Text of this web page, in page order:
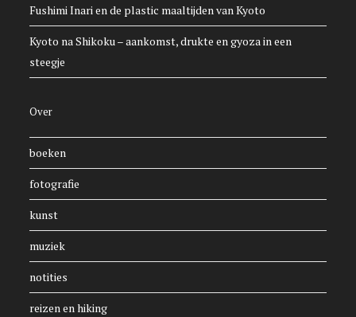
Fushimi Inari en de plastic maaltijden van Kyoto
Kyoto na Shikoku – aankomst, drukte en gyoza in een
steegje
Over
boeken
fotografie
kunst
muziek
notities
reizen en hiking